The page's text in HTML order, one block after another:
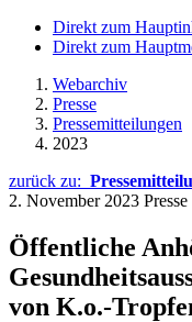
Direkt zum
Direkt zum
Webarchiv
Presse
Pressemitteilungen
2023
zurück zu:
2. November 2023 Presse
Öffentliche
von K.o.-